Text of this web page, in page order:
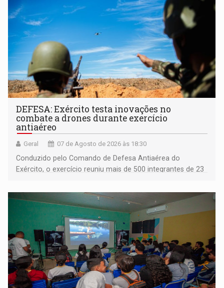
DEFESA: Exército testa inovações no
combate a drones durante exercício
antiaéreo
Geral 07 de Agosto de 2026 às 18:30
Conduzido pelo Comando de Defesa Antiaérea do
Exército, o exercício reuniu mais de 500 integrantes de 23